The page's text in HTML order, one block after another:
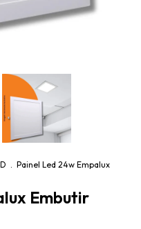
. Painel Led 24w Empalux
Embutir